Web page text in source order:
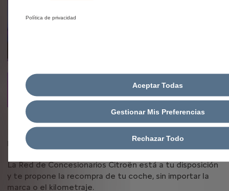
La red Citroën
NUESTROS EXPERTOS TE ESCUCHAN
La Red de Concesionarios Citroën está a tu disposición
y te propone la recompra de tu coche, sin importar la
marca o el kilometraje.
Política de privacidad
Gestionar Mis Preferencias
Aceptar Todas
Rechazar Todo